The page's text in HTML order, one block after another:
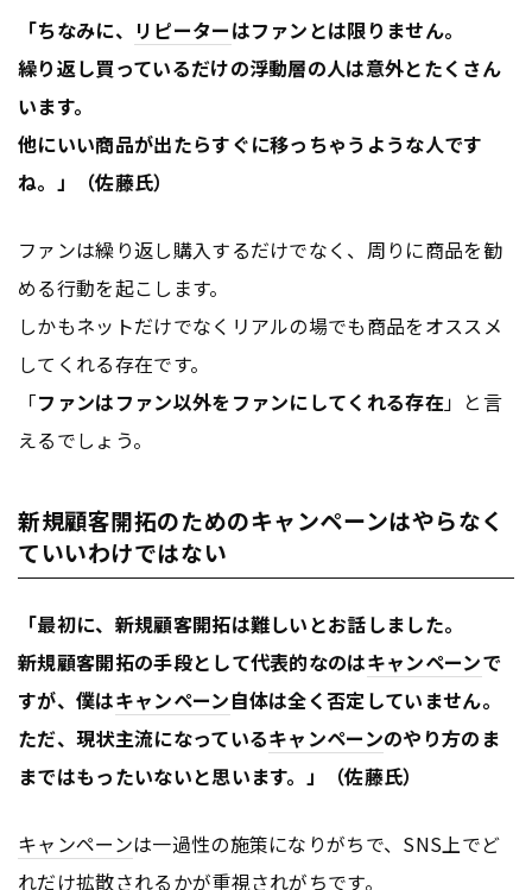
「ちなみに、 リピーターはファンとは限りません。
繰り返し買っているだけの浮動層の人は意外とたくさん
います。
他にいい商品が出たらすぐに移っちゃうような人です
ね。」（佐藤氏）
ファンは繰り返し購入するだけでなく、周りに商品を勧
める行動を起こします。
しかもネットだけでなくリアルの場でも商品をオススメ
してくれる存在です。
「ファンはファン以外をファンにしてくれる存在」と言
えるでしょう。
新規顧客開拓のためのキャンペーンはやらなく
ていいわけではない
「最初に、新規顧客開拓は難しいとお話しました。
新規顧客開拓の手段として代表的なのはキャンペーンで
すが、僕はキャンペーン自体は全く否定していません。
ただ、現状主流になっているキャンペーンのやり方のま
まではもったいないと思います。」（佐藤氏）
キャンペーンは一過性の施策になりがちで、SNS上でど
れだけ拡散されるかが重視されがちです。